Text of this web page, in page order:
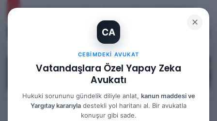
✕
CA
CEBIMDEKI AVUKAT
Vatandaşlara Özel Yapay Zeka
Avukatı
Hukuki sorununu gündelik diliyle anlat, kanun maddesi ve
Yargıtay kararıyla destekli yol haritanı al. Bir avukatla
konuşur gibi sade.
İhtiyaç Nedeniyle Tahliye: 9. Hukuk Dairesi 2025/7083 K.
Tüm Yazılar